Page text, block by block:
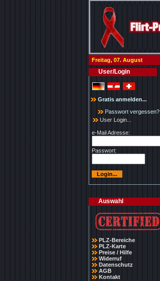
Freitag, 07. August
User/Login
Gratis anmelden...
Passwort vergessen?
User Login...
e-Mail Adresse:
Passwort:
Auswahl
PLZ-Bereiche
PLZ-Karte
Preise / Hilfe
Widerruf
Datenschutz
AGB
Kontakt